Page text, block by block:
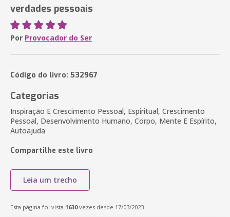
verdades pessoais
Por Provocador do Ser
Código do livro: 532967
Categorias
Inspiração E Crescimento Pessoal, Espiritual, Crescimento
Pessoal, Desenvolvimento Humano, Corpo, Mente E Espírito,
Autoajuda
Compartilhe este livro
Leia um trecho
Esta página foi vista 1630vezes desde 17/03/2023